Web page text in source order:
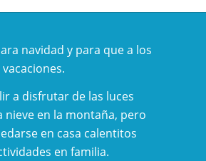
navidad y para que a los
a disfrutar de las luces
nieve en la montaña, pero
en casa calentitos
en familia.